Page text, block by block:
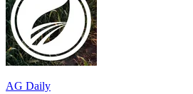
AG Daily